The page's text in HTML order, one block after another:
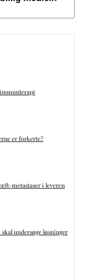
er forkerte?
metastaser i leveren
undersøge løsninger